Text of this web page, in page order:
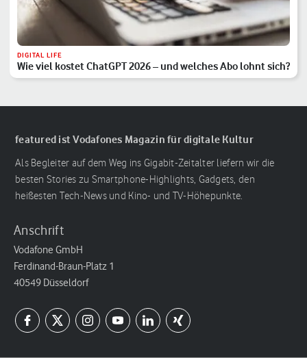
DIGITAL LIFE
Wie viel kostet ChatGPT 2026 – und welches Abo lohnt sich?
featured ist Vodafones Magazin für digitale Kultur
Als Begleiter auf dem Weg ins Gigabit-Zeitalter liefern wir die
besten Stories zu Smartphone-Highlights, Gadgets, den
heißesten Tech-News und Kino- und TV-Höhepunkte.
Anschrift
Vodafone GmbH
Ferdinand-Braun-Platz 1
40549 Düsseldorf